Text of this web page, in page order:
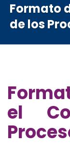
Formato
de los
el